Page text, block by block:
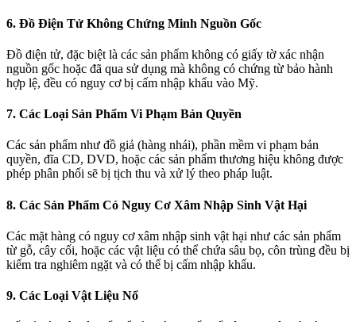
6. Đồ Điện Tử Không Chứng Minh Nguồn Gốc
Đồ điện tử, đặc biệt là các sản phẩm không có giấy tờ xác nhận
nguồn gốc hoặc đã qua sử dụng mà không có chứng từ bảo hành
hợp lệ, đều có nguy cơ bị cấm nhập khẩu vào Mỹ.
7. Các Loại Sản Phẩm Vi Phạm Bản Quyền
Các sản phẩm như đồ giả (hàng nhái), phần mềm vi phạm bản
quyền, đĩa CD, DVD, hoặc các sản phẩm thương hiệu không được
phép phân phối sẽ bị tịch thu và xử lý theo pháp luật.
8. Các Sản Phẩm Có Nguy Cơ Xâm Nhập Sinh Vật Hại
Các mặt hàng có nguy cơ xâm nhập sinh vật hại như các sản phẩm
từ gỗ, cây cối, hoặc các vật liệu có thể chứa sâu bọ, côn trùng đều bị
kiểm tra nghiêm ngặt và có thể bị cấm nhập khẩu.
9. Các Loại Vật Liệu Nổ